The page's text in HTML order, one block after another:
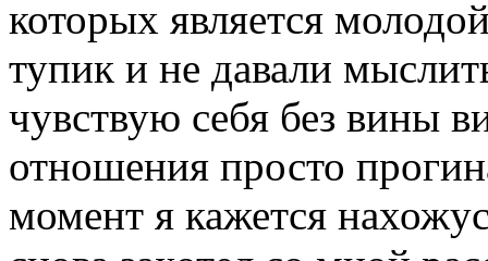
которых является
тупик и не давали
чувствую себя без вины
отношения просто
момент я кажется